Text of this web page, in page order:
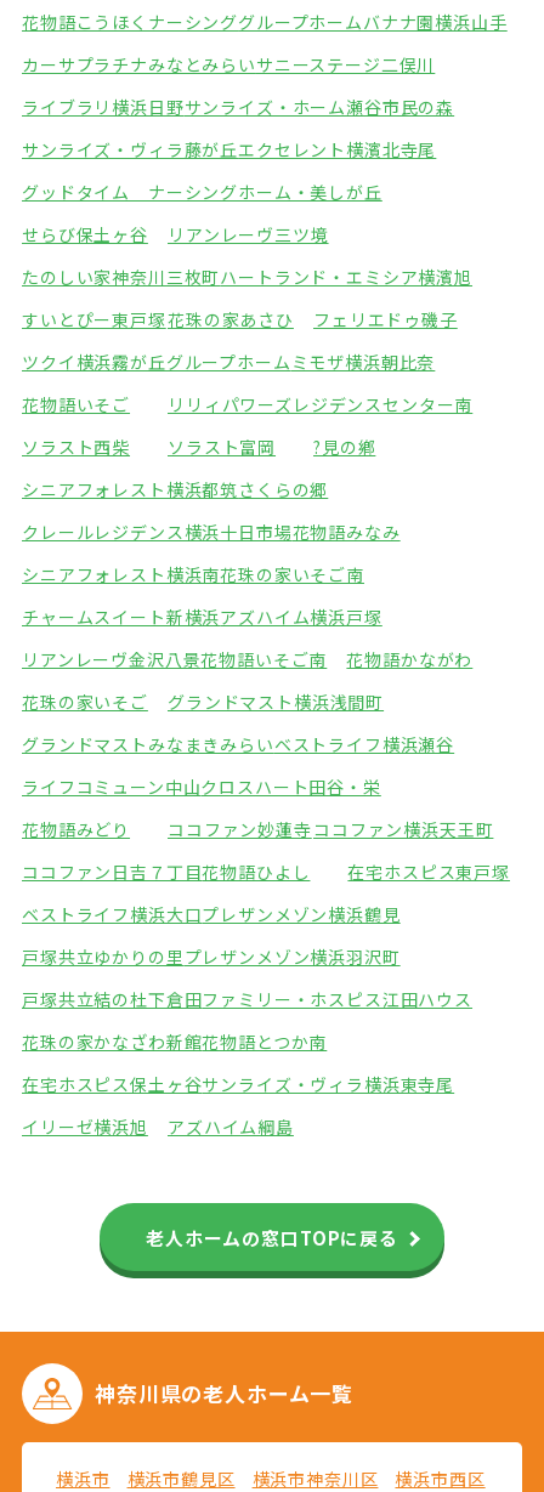
花物語こうほくナーシンググループホームバナナ園横浜山手
カーサプラチナみなとみらいサニーステージ二俣川
ライブラリ横浜日野サンライズ・ホーム瀬谷市民の森
サンライズ・ヴィラ藤が丘エクセレント横濱北寺尾
グッドタイム ナーシングホーム・美しが丘
せらび保土ヶ谷
リアンレーヴ三ツ境
たのしい家神奈川三枚町ハートランド・エミシア横濱旭
すいとぴー東戸塚花珠の家あさひ
フェリエドゥ磯子
ツクイ横浜霧が丘グループホーム ミモザ横浜朝比奈
花物語いそご
リリィパワーズレジデンスセンター南
ソラスト西柴
ソラスト富岡
?見の鄕
シニアフォレスト横浜都筑さくらの郷
クレールレジデンス横浜十日市場花物語みなみ
シニアフォレスト横浜南花珠の家いそご南
チャームスイート新横浜アズハイム横浜戸塚
リアンレーヴ金沢八景花物語いそご南
花物語かながわ
花珠の家いそご
グランドマスト横浜浅間町
グランドマストみなまきみらいベストライフ横浜瀬谷
ライフコミューン中山クロスハート田谷・栄
花物語みどり
ココファン妙蓮寺ココファン横浜天王町
ココファン日吉７丁目花物語ひよし
在宅ホスピス東戸塚
ベストライフ横浜大口プレザンメゾン横浜鶴見
戸塚共立ゆかりの里 プレザンメゾン横浜羽沢町
戸塚共立結の杜下倉田ファミリー・ホスピス江田ハウス
花珠の家かなざわ新館花物語とつか南
在宅ホスピス保土ヶ谷サンライズ・ヴィラ横浜東寺尾
イリーゼ横浜旭
アズハイム綱島
老人ホームの窓口TOPに戻る
神奈川県の老人ホーム一覧
横浜市 横浜市鶴見区 横浜市神奈川区
横浜市西区